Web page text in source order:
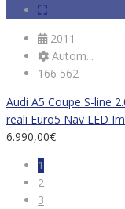
2011
Autom...
166 562
Audi A5 Coupe S-line
reali Euro5 Nav LED
6.990,00€
1
2
3